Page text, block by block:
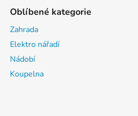
Oblíbené kategorie
Zahrada
Elektro nářadí
Nádobí
Koupelna